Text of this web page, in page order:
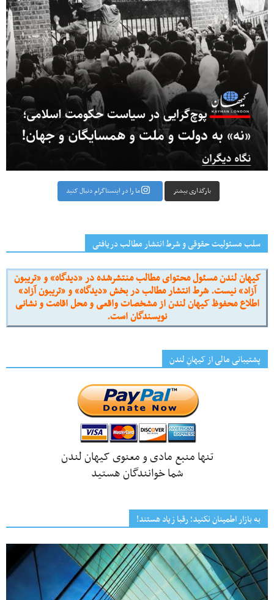
بارگذاری بیشتر ما را در اینستاگرام دنبال کنید
سلب مسئولیت حقوقی و شرط انتشار مطالب دریافتی
کیهان لندن مسئول محتوای مطالب منتشرشده در «دیدگاه» و «تریبون
آزاد» نیست. شرط انتشار مطالب در بخش «دیدگاه» و «تریبون آزاد»
اطلاع محفوظ کیهان لندن از مشخصات واقعی و محل اقامت و نشانی
نویسندگان است.
پشتیبانی مالی از کیهانِ لندن
تنها منبع مادی و معنوی کیهان لندن
شما خوانندگان هستید
به بازار اطمینان نکنید؛ رقبا زیاد هستند!